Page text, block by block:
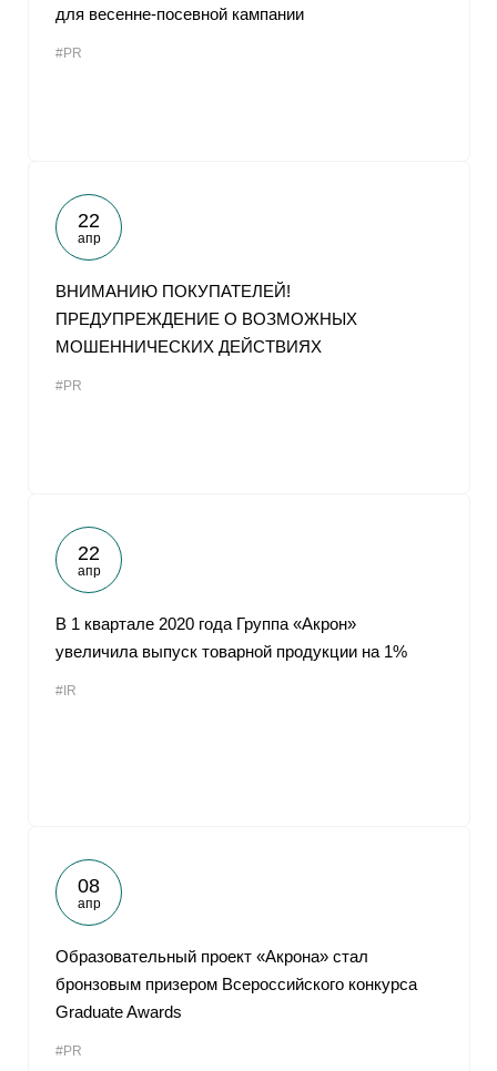
для весенне-посевной кампании
#PR
22
апр
ВНИМАНИЮ ПОКУПАТЕЛЕЙ!
ПРЕДУПРЕЖДЕНИЕ О ВОЗМОЖНЫХ
МОШЕННИЧЕСКИХ ДЕЙСТВИЯХ
#PR
22
апр
В 1 квартале 2020 года Группа «Акрон»
увеличила выпуск товарной продукции на 1%
#IR
08
апр
Образовательный проект «Акрона» стал
бронзовым призером Всероссийского конкурса
Graduate Awards
#PR